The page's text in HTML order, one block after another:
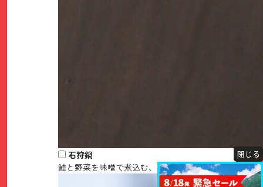
石狩鍋
鮭と野菜を味噌で煮込む、冬の伝統的な漁師料理。
閉じる